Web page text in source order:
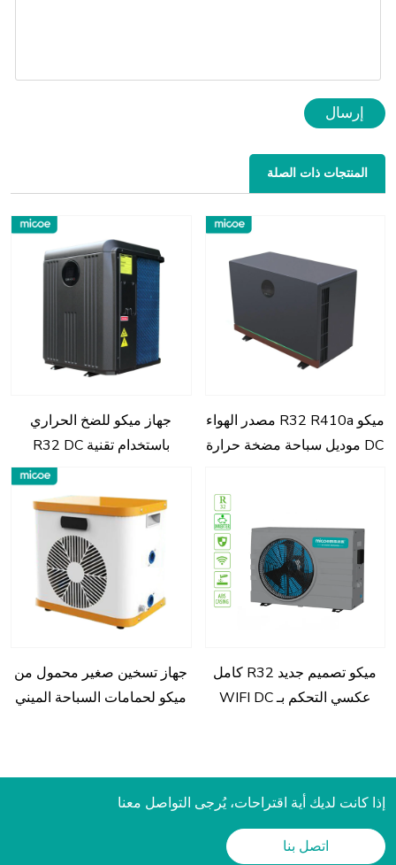
إرسال
المنتجات ذات الصلة
جهاز ميكو للضخ الحراري
باستخدام تقنية R32 DC
الكاملة لتسخين المياه في
البرك والتدفئة الهيدروليكية
ميكو R32 R410a مصدر الهواء
DC موديل سباحة مضخة حرارة
جهاز تسخين صغير محمول من
ميكو لحمامات السباحة الميني
ميكو تصميم جديد R32 كامل
عكسي التحكم بـ WIFI DC
إذا كانت لديك أية اقتراحات، يُرجى التواصل معنا
اتصل بنا